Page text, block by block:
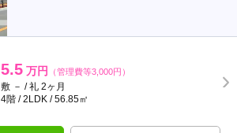
5.5 万円 （管理費等3,000円）
敷 － / 礼 2ヶ月
4階 / 2LDK / 56.85㎡